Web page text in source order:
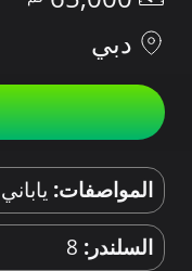
دبي
المواصفات: ياباني
السلندر: 8